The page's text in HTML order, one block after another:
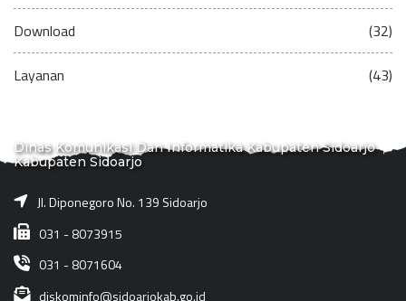
Download (32)
Layanan (43)
Dinas Komunikasi Dan Informatika Kabupaten Sidoarjo
Kabupaten Sidoarjo
Jl. Diponegoro No. 139 Sidoarjo
031 - 8073915
031 - 8071604
diskominfo@sidoarjokab.go.id